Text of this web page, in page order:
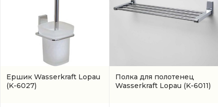
Ершик Wasserkraft Lopau
(K-6027)
Полка для полотенец
Wasserkraft Lopau (K-6011)